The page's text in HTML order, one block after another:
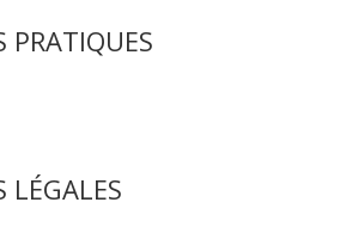
PRATIQUES
LÉGALES